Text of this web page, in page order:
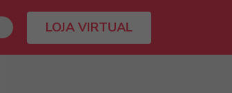
LOJA VIRTUAL